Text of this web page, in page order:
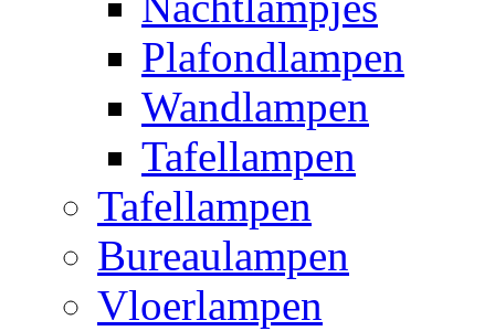
Plafondlampen
Wandlampen
Tafellampen
Tafellampen
Bureaulampen
Vloerlampen